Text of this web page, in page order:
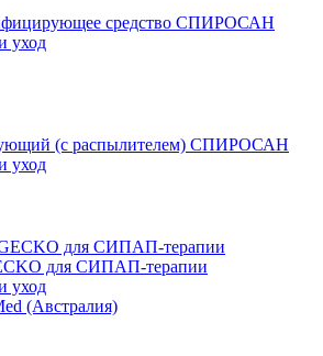
средство СПИРОСАН
уход
(с распылителем) СПИРОСАН
уход
для СИПАП-терапии
уход
(Австралия)